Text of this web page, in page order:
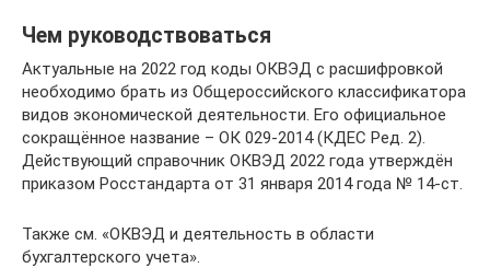
Чем руководствоваться
Актуальные на 2022 год коды ОКВЭД с расшифровкой
необходимо брать из Общероссийского классификатора
видов экономической деятельности. Его официальное
сокращённое название – ОК 029-2014 (КДЕС Ред. 2).
Действующий справочник ОКВЭД 2022 года утверждён
приказом Росстандарта от 31 января 2014 года № 14-ст.
Также см. «ОКВЭД и деятельность в области
бухгалтерского учета».